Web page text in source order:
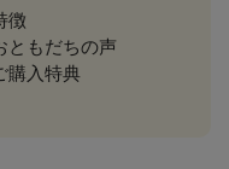
徴
ともだちの声
購入特典